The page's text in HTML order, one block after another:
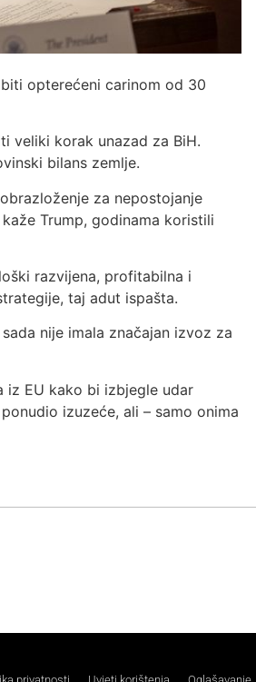
opterećeni carinom od 30
veliki korak unazad za BiH.
bilans zemlje.
za nepostojanje
Trump, godinama koristili
razvijena, profitabilna i
taj adut ispašta.
nije imala značajan izvoz za
iz EU kako bi izbjegle udar
izuzeće, ali – samo onima